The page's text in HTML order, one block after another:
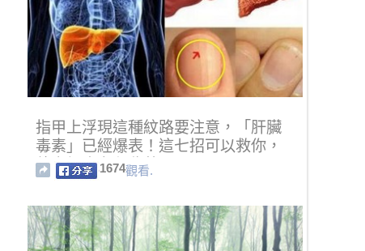
指甲上浮現這種紋路要注意，「肝臟
毒素」已經爆表！這七招可以救你，
熬夜加班者必收藏！
1674觀看.